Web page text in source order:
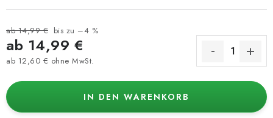
ab 14,99 € bis zu –4 %
ab 14,99 €
ab 12,60 € ohne MwSt.
IN DEN WARENKORB